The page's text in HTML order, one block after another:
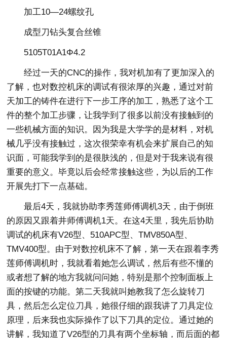
加工10—24螺纹孔
成型刀钻头复合丝锥
5105T01A1Φ4.2
经过一天的CNC的操作，我对机加有了更加深入的
了解，也对数控机床的调试有很浓厚的兴趣，通过对前
天加工的铸件在进行下一步工序的加工，熟悉了这个工
件的整个加工步骤，让我学到了很多以前没有接触到的
一些机械方面的知识。因为我是大学学的是材料，对机
械几乎没有接触过，这次很荣幸有机会来扩展自己的知
识面，可能我学到的是很肤浅的，但是对于我来说有很
重要的意义。毕竟以后会经常接触这些，为以后的工作
开展先打下一点基础。
最后4天，我就协助李秀莲师傅调机3天，由于倒班
的原因又跟着井师傅调机1天。在这4天里，我先后协助
调试的机床有V26型、510APC型、TMV850A型、
TMV400型。由于对数控机床不了解，第一天在跟着李秀
莲师傅调机时，我就看着她怎么调试，然后有些不懂的
或者想了解的地方我就问问她，特别是那个控制面板上
面的按键的功能。第二天我就叫她教我了怎么旋转刀
具，然后怎么定位刀具，她很仔细的跟我讲了刀具定位
原理，后来我也实际操作了以下刀具的定位。通过她的
讲解，我知道了V26型的刀具有两个坐标轴，而后面的都